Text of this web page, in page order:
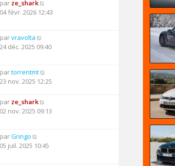
par ze_shark
04 févr. 2026 12:43
parvravolta
24 déc. 2025 09:40
partorrentmt
23 nov. 2025 12:25
par ze_shark
02 nov. 2025 09:13
parGringo
05 juil. 2025 10:45